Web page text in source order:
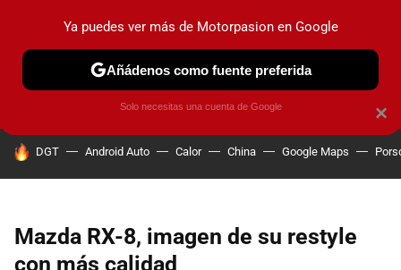
PRUEBAS COCHES ELÉCTRICOS OBSERVATORIO
HOY SE HABLA DE
DGT Android Auto Calor China Google Maps
Mazda RX-8, imagen de su restyle
con más calidad
×
Ya puedes ver más de Motorpasion en Google
Añádenos como fuente preferida
Solo necesitas una cuenta de Google